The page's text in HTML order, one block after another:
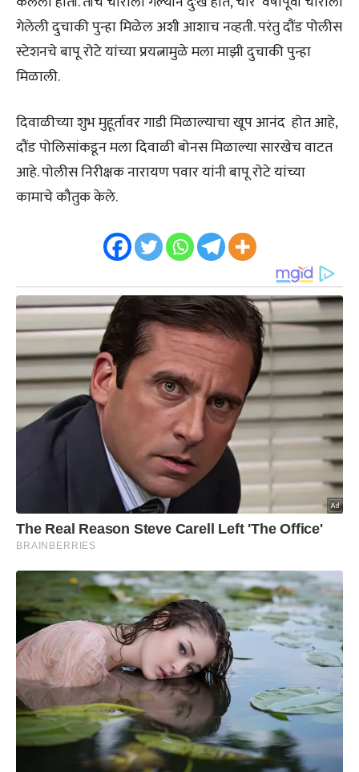
गेलेली दुचाकी पुन्हा मिळेल अशी आशाच नव्हती. परंतु दौंड पोलीस
स्टेशनचे बापू रोटे यांच्या प्रयत्नामुळे मला माझी दुचाकी पुन्हा
मिळाली.
दिवाळीच्या शुभ मुहूर्तावर गाडी मिळाल्याचा खूप आनंद होत आहे,
दौंड पोलिसांकडून मला दिवाळी बोनस मिळाल्या सारखेच वाटत
आहे. पोलीस निरीक्षक नारायण पवार यांनी बापू रोटे यांच्या
कामाचे कौतुक केले.